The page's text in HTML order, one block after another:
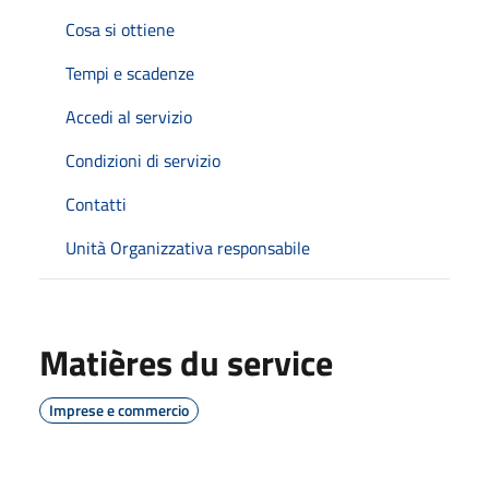
Cosa si ottiene
Tempi e scadenze
Accedi al servizio
Condizioni di servizio
Contatti
Unità Organizzativa responsabile
Matières du service
Imprese e commercio